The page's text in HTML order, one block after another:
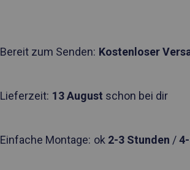
Bereit zum Senden: Kostenloser
Lieferzeit: 13 August schon bei dir
Einfache Montage: ok 2-3 Stunden /